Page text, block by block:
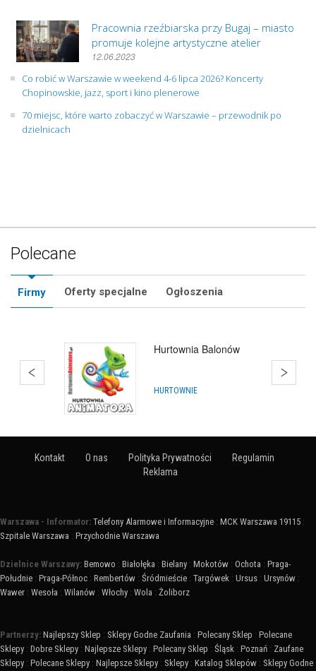
Pracownia rzeźbiarska przy Bugaj – miasto
promuje kolejne artystyczne atelier
12.06.2023
Co robić w Warszawie w weekend 4-6 lipca 2026? Koncerty
Chopinowskie, jazz, sport i kino plenerowe
70 miejsc, które warto zobaczyć w Warszawie – przewodnik po
dzielnicach
Polecane
Firmy Oferty specjalne Ogłoszenia
Hurtownia Balonów
HURTOWNIE
Kontakt O nas Polityka Prywatności
Regulamin
Reklama
Warszawa - Informator: Telefony Alarmowe i Informacyjne : MCK Warszawa 19115 :
Szpitale Warszawa : Przychodnie Warszawa
Dzielnice Warszawy: Bemowo : Białołęka : Bielany : Mokotów : Ochota : Praga-
Południe : Praga-Północ : Rembertów : Śródmieście : Targówek : Ursus : Ursynów :
Wawer : Wesoła : Wilanów : Włochy : Wola : Żoliborz
Partnerzy: Najlepszy Sklep : Sklepy Godne Zaufania : Polecany Sklep : Polecane
Sklepy : Dobre Sklepy : Najlepsze Sklepy : Polecany Sklep : Śląsk : Poznań : Zaufane
Sklepy : Polecane Sklepy : Najlepsze Sklepy : Sklepy : Katalog Sklepów : Sklepy Godne